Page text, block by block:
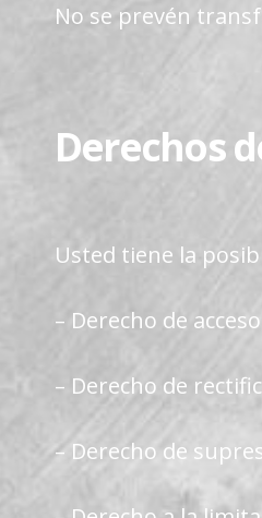
No se prevén
Derechos
Usted tiene la
– Derecho de
– Derecho de
– Derecho de